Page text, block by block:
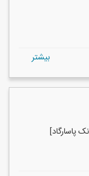
بيشتر
پاسارگاد]